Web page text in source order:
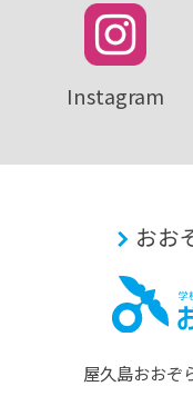
Instagram
おお
屋久島おおぞ